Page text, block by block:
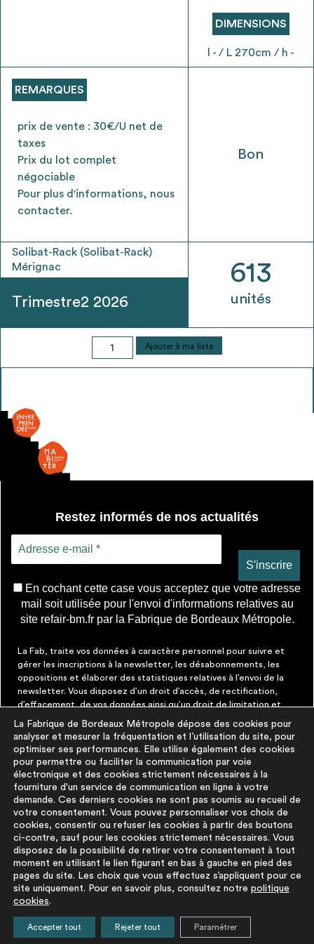
* Attention, l’ajout des matériaux à sa liste et son envoi ne
vaut aucunement réservation.
voirFAQ
REMARQUES
prix de vente : 30€/U net de
taxes
Prix du lot complet
négociable
Pour plus d'informations, nous
contacter.
Solibat-Rack (Solibat-Rack)
Mérignac
Trimestre2 2026
DIMENSIONS
l - / L 270cm / h -
Bon
613
unités
quantité
de
Ajouter à ma liste
Restez informés de nos actualités
En cochant cette case vous acceptez que votre adresse
mail soit utilisée pour l'envoi d'informations relatives au
site refair-bm.fr par la Fabrique de Bordeaux Métropole.
La Fab, traite vos données à caractère personnel pour suivre et
gérer les inscriptions à la newsletter, les désabonnements, les
oppositions et élaborer des statistiques relatives à l’envoi de la
newsletter. Vous disposez d’un droit d’accès, de rectification,
d’effacement, de vos données ainsi qu’un droit de limitation et
moment faire cesser ces communications en cliquant sur le lien de
désinscription figurant dans chaque message. Vous pouvez
exercer ces droits par courrier électronique à contact@lafab-
bm.fr. Pour en savoir plus sur le traitement de vos données,
cliquezici
À PROPOS
La démarche
La base du
réemploi
FAQ
Pour aller plus
loin
PLUS D'INFORMATIONS
Mentions légales
Politique de
protection des
Politique cookies
La Fabrique de Bordeaux Métropole dépose des cookies pour
analyser et mesurer la fréquentation et l’utilisation du site, pour
optimiser ses performances. Elle utilise également des cookies
pour permettre ou faciliter la communication par voie
électronique et des cookies strictement nécessaires à la
fourniture d'un service de communication en ligne à votre
demande. Ces derniers cookies ne sont pas soumis au recueil de
votre consentement. Vous pouvez personnaliser vos choix de
cookies, consentir ou refuser les cookies à partir des boutons
ci-contre, sauf pour les cookies strictement nécessaires. Vous
disposez de la possibilité de retirer votre consentement à tout
moment en utilisant le lien figurant en bas à gauche en pied des
pages du site. Les choix que vous effectuez s’appliquent pour ce
site uniquement. Pour en savoir plus, consultez notre politique
cookies.
Accepter tout Rejeter tout Paramétrer